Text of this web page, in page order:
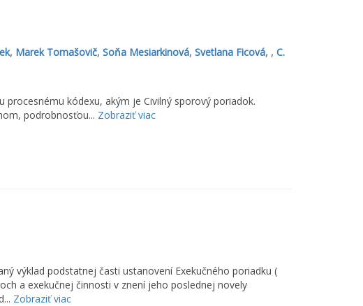
, Marek Tomašovič, Soňa Mesiarkinová, Svetlana Ficová, , C.
procesnému kódexu, akým je Civilný sporový poriadok.
podrobnosťou... Zobraziť viac
výklad podstatnej časti ustanovení Exekučného poriadku (
a exekučnej činnosti v znení jeho poslednej novely
Zobraziť viac